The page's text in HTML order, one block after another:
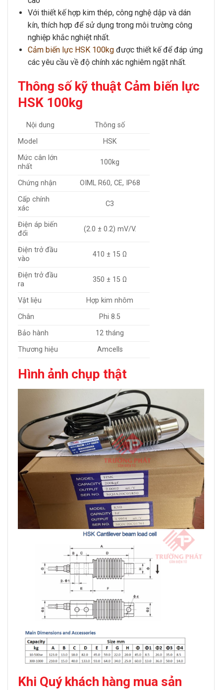
Với thiết kế hợp kim thép, công nghệ dập và dán
kín, thích hợp để sử dụng trong môi trường công
nghiệp khắc nghiệt nhất.
Cảm biến lực HSK 100kg được thiết kế để đáp ứng
các yêu cầu về độ chính xác nghiêm ngặt nhất.
Thông số kỹ thuật Cảm biến lực
HSK 100kg
Nội dung
Thông số
Model
HSK
Mức cân lớn
nhất
100kg
Chứng nhận
OIML R60, CE, IP68
Cấp chính
xác
C3
Điện áp biến
đổi
(2.0 ± 0.2) mV/V.
Điện trở đầu
vào
410 ± 15 Ω
Điện trở đầu
ra
350 ± 15 Ω
Vật liệu
Hợp kim nhôm
Chân
Phi 8.5
Bảo hành
12 tháng
Thương hiệu
Amcells
Hình ảnh chụp thật
Khi Quý khách hàng mua sản